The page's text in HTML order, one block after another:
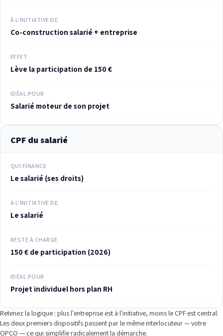
À L'INITIATIVE DE
Co-construction salarié + entreprise
EFFET
Lève la participation de 150 €
IDÉAL POUR
Salarié moteur de son projet
CPF du salarié
QUI FINANCE
Le salarié (ses droits)
À L'INITIATIVE DE
Le salarié
RESTE À CHARGE
150 € de participation (2026)
IDÉAL POUR
Projet individuel hors plan RH
Retenez la logique : plus l'entreprise est à l'initiative, moins le CPF est central.
Les deux premiers dispositifs passent par le même interlocuteur — votre
OPCO — ce qui simplifie radicalement la démarche.